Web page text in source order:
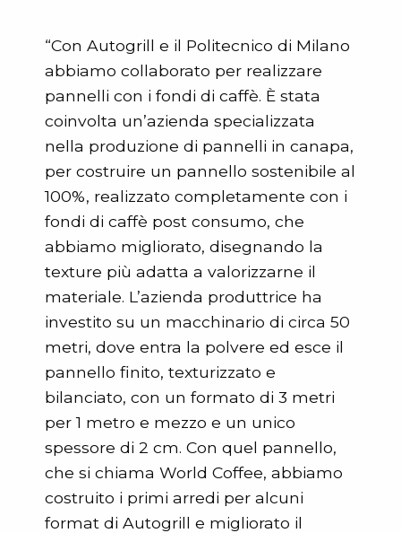
“Con Autogrill e il Politecnico di Milano
abbiamo collaborato per realizzare
pannelli con i fondi di caffè. È stata
coinvolta un’azienda specializzata
nella produzione di pannelli in canapa,
per costruire un pannello sostenibile al
100%, realizzato completamente con i
fondi di caffè post consumo, che
abbiamo migliorato, disegnando la
texture più adatta a valorizzarne il
materiale. L’azienda produttrice ha
investito su un macchinario di circa 50
metri, dove entra la polvere ed esce il
pannello finito, texturizzato e
bilanciato, con un formato di 3 metri
per 1 metro e mezzo e un unico
spessore di 2 cm. Con quel pannello,
che si chiama World Coffee, abbiamo
costruito i primi arredi per alcuni
format di Autogrill e migliorato il